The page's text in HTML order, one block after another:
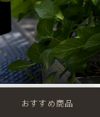
おすすめ商品